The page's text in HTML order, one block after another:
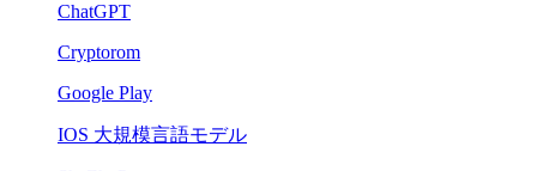
ChatGPT
Cryptorom
Google Play
IOS 大規模言語モデル